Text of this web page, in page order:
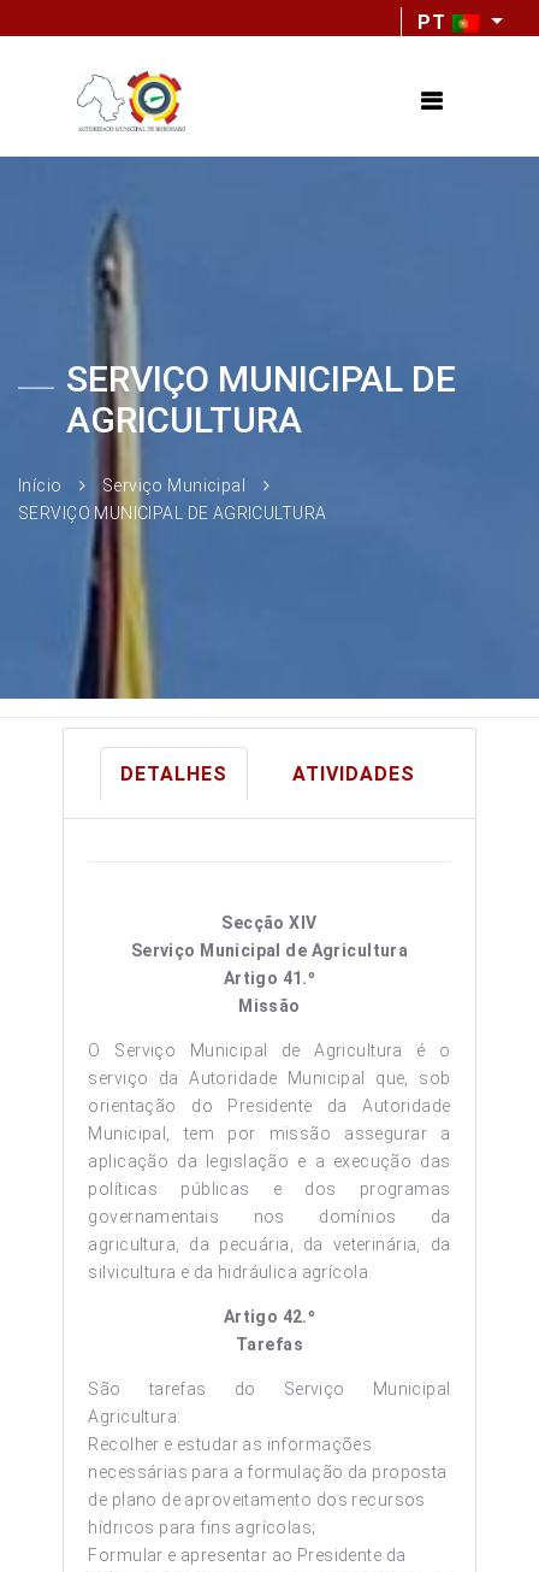
PT
SERVIÇO MUNICIPAL DE
AGRICULTURA
Início
Serviço Municipal
SERVIÇO MUNICIPAL DE AGRICULTURA
DETALHES ATIVIDADES
Secção XIV
Serviço Municipal de Agricultura
Artigo 41.º
Missão
O Serviço Municipal de Agricultura é o
serviço da Autoridade Municipal que, sob
orientação do Presidente da Autoridade
Municipal, tem por missão assegurar a
aplicação da legislação e a execução das
políticas públicas e dos programas
governamentais nos domínios da
agricultura, da pecuária, da veterinária, da
silvicultura e da hidráulica agrícola.
Artigo 42.º
Tarefas
São tarefas do Serviço Municipal
Agricultura:
Recolher e estudar as informações
necessárias para a formulação da proposta
de plano de aproveitamento dos recursos
hídricos para fins agrícolas;
Formular e apresentar ao Presidente da